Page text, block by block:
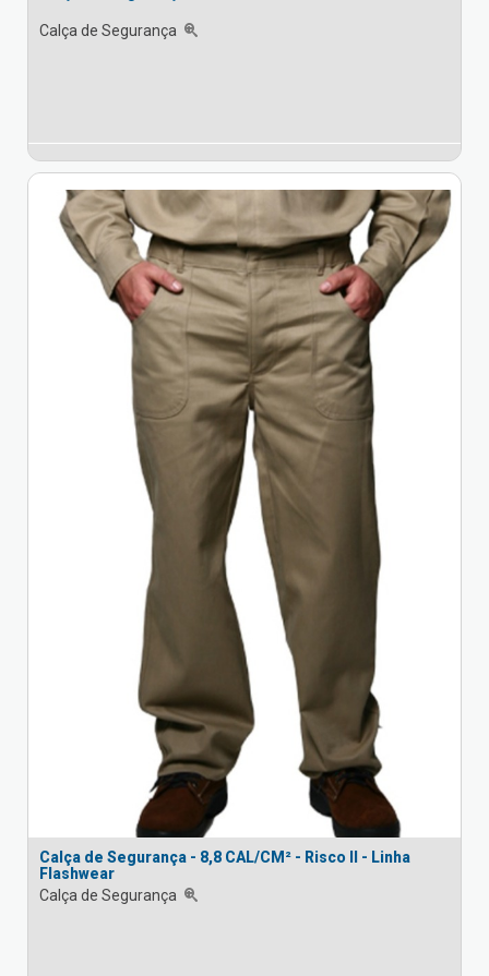
Calça de Segurança
Calça de Segurança - 8,8 CAL/CM² - Risco II - Linha
Flashwear
Calça de Segurança